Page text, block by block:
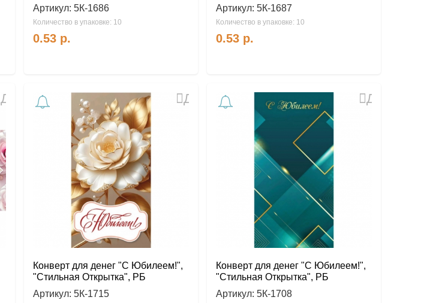
Артикул: 5К-1686
Количество в упаковке: 10
0.53 р.
Артикул: 5К-1687
Количество в упаковке: 10
0.53 р.
Добавить
Добавить
Конверт для денег "С Юбилеем!",
"Стильная Открытка", РБ
Артикул: 5К-1715
Добавить
Конверт для денег "С Юбилеем!",
"Стильная Открытка", РБ
Артикул: 5К-1708